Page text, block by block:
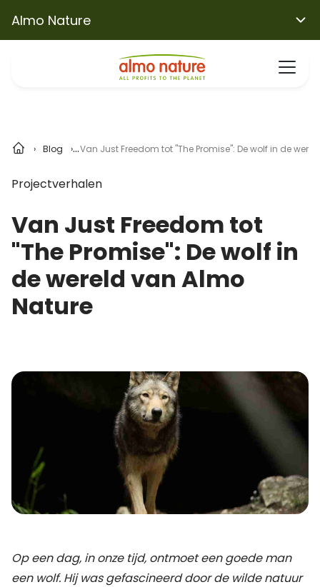
Almo Nature
Blog Van Just Freedom tot "The Promise": De wolf in de
Projectverhalen
Van Just Freedom tot
"The Promise": De wolf in
de wereld van Almo
Nature
Op een dag, in onze tijd, ontmoet een goede man
een wolf. Hij was gefascineerd door de wilde natuur